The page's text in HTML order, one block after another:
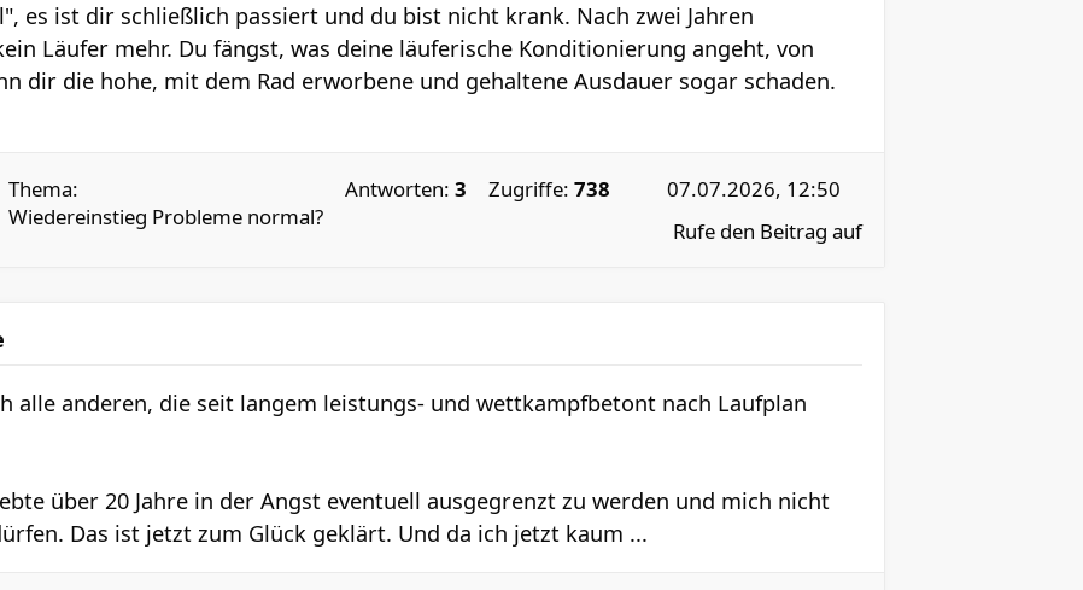
es ist dir schließlich passiert und du bist nicht krank. Nach zwei Jahren
Läufer mehr. Du fängst, was deine läuferische Konditionierung angeht, von
dir die hohe, mit dem Rad erworbene und gehaltene Ausdauer sogar schaden.
Thema:
Wiedereinstieg Probleme normal?
Antworten: 3 Zugriffe: 738
07.07.2026, 12:50
Rufe den Beitrag auf
alle anderen, die seit langem leistungs- und wettkampfbetont nach Laufplan
über 20 Jahre in der Angst eventuell ausgegrenzt zu werden und mich nicht
Das ist jetzt zum Glück geklärt. Und da ich jetzt kaum ...